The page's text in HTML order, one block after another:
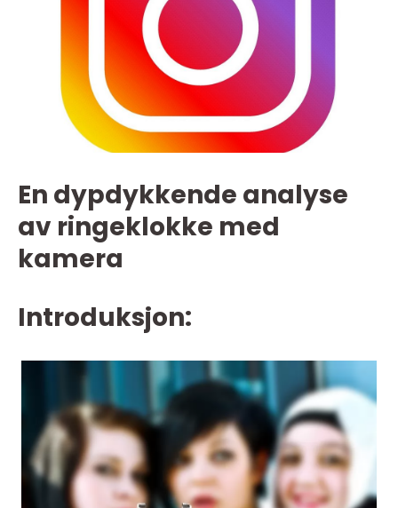
En dypdykkende analyse
av ringeklokke med
kamera
Introduksjon: